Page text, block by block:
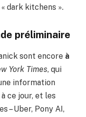
dark kitchens ».
préliminaire
sont encore à
York Times, qui
information
ce jour, et les
– Uber, Pony AI,